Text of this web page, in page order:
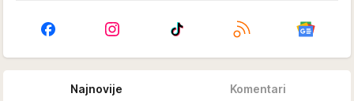
Najnovije Komentari